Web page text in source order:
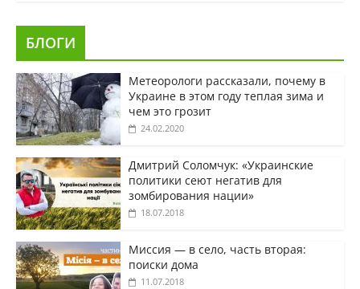
БЛОГИ
Метеорологи рассказали, почему в
Украине в этом году теплая зима и
чем это грозит
24.02.2020
Дмитрий Соломчук: «Украинские
политики сеют негатив для
зомбирования нации»
18.07.2018
Миссия — в село, часть вторая:
поиски дома
11.07.2018